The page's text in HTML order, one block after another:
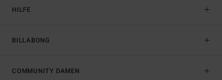
HILFE
BILLABONG
COMMUNITY DAMEN